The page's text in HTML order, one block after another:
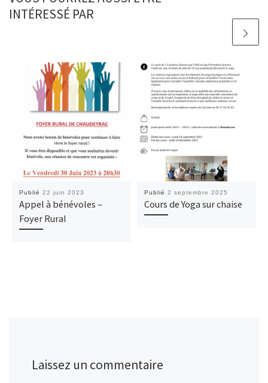
INTÉRESSÉ PAR
Publié 22 juin 2023
Appel à bénévoles –
Foyer Rural
Publié 2 septembre 2025
Cours de Yoga sur chaise
Laissez un commentaire